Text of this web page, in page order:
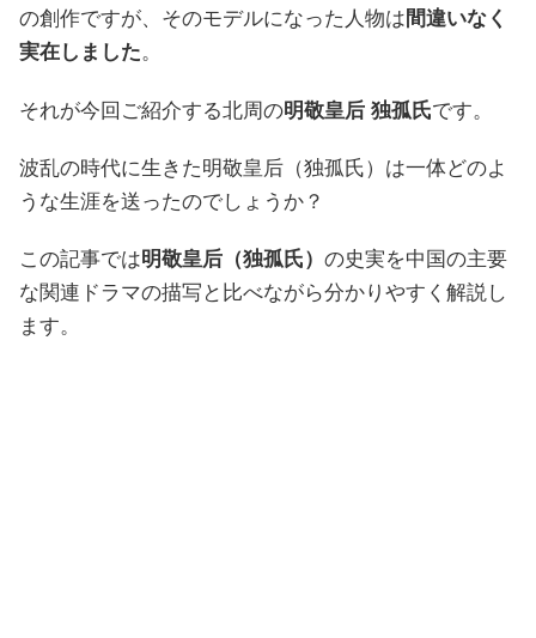
の創作ですが、そのモデルになった人物は 間違いなく
実在しました。
それが今回ご紹介する北周の明敬皇后 独孤氏です。
波乱の時代に生きた明敬皇后（独孤氏）は一体どのよ
うな生涯を送ったのでしょうか？
この記事では明敬皇后（独孤氏） の史実を中国の主要
な関連ドラマの描写と比べながら分かりやすく解説し
ます。